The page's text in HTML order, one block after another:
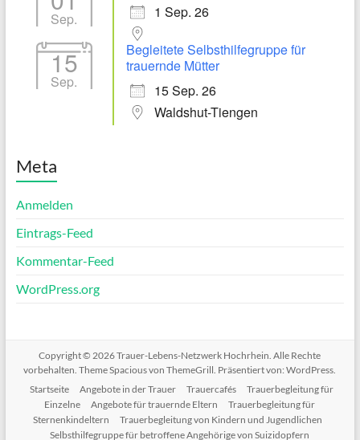
Sep.
1 Sep. 26
15
Sep.
Begleitete Selbsthilfegruppe für
trauernde Mütter
15 Sep. 26
Waldshut-Tiengen
Meta
Anmelden
Eintrags-Feed
Kommentar-Feed
WordPress.org
Copyright © 2026Trauer-Lebens-Netzwerk Hochrhein. Alle Rechte
vorbehalten. ThemeSpaciousvon ThemeGrill. Präsentiert von:WordPress.
Startseite
Angebote in der Trauer Trauercafés
Trauerbegleitung für
Einzelne
Angebote für trauernde Eltern
Trauerbegleitung für
Sternenkindeltern
Trauerbegleitung von Kindern und Jugendlichen
Selbsthilfegruppe für betroffene Angehörige von Suizidopfern